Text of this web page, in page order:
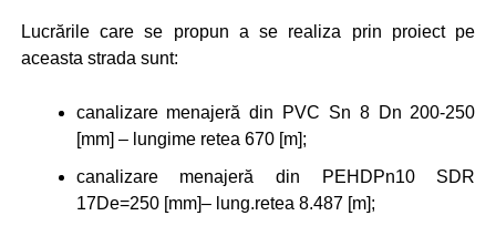
Lucrările care se propun a se realiza prin proiect pe
aceasta strada sunt:
canalizare menajeră din PVC Sn 8 Dn 200-250
[mm] – lungime retea 670 [m];
canalizare menajeră din PEHDPn10 SDR
17De=250 [mm]– lung.retea 8.487 [m];